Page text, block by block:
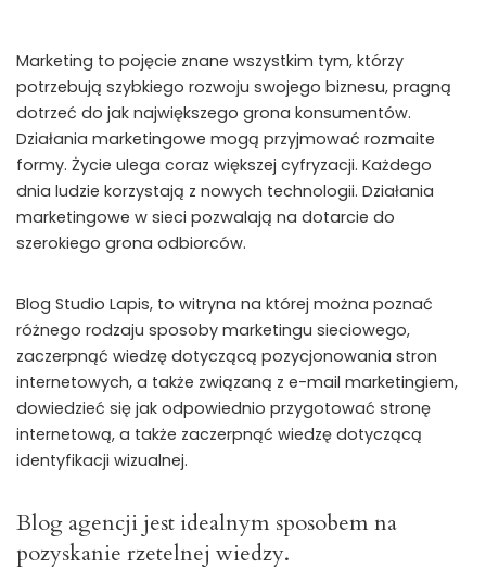
Marketing to pojęcie znane wszystkim tym, którzy
potrzebują szybkiego rozwoju swojego biznesu, pragną
dotrzeć do jak największego grona konsumentów.
Działania marketingowe mogą przyjmować rozmaite
formy. Życie ulega coraz większej cyfryzacji. Każdego
dnia ludzie korzystają z nowych technologii. Działania
marketingowe w sieci pozwalają na dotarcie do
szerokiego grona odbiorców.
Blog Studio Lapis, to witryna na której można poznać
różnego rodzaju sposoby marketingu sieciowego,
zaczerpnąć wiedzę dotyczącą pozycjonowania stron
internetowych, a także związaną z e-mail marketingiem,
dowiedzieć się jak odpowiednio przygotować stronę
internetową, a także zaczerpnąć wiedzę dotyczącą
identyfikacji wizualnej.
Blog agencji jest idealnym sposobem na
pozyskanie rzetelnej wiedzy.